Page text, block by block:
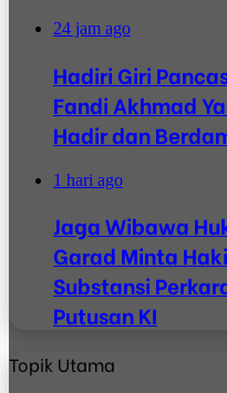
24 jam ago
Hadiri Giri
Fandi Akhmad
Hadir dan
1 hari ago
Jaga Wibawa
Garad Minta
Substansi
Putusan KI
Topik Utama